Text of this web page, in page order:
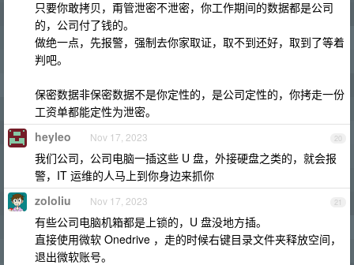
只要你敢拷贝，甭管泄密不泄密，你工作期间的数据都是公司
的，公司付了钱的。
做绝一点，先报警，强制去你家取证，取不到还好，取到了等着
判吧。
保密数据非保密数据不是你定性的，是公司定性的，你拷走一份
工资单都能定性为泄密。
20
heyleo Nov 17, 2023
我们公司，公司电脑一插这些 U 盘，外接硬盘之类的，就会报
警，IT 运维的人马上到你身边来抓你
21
zololiu Nov 17, 2023
有些公司电脑机箱都是上锁的，U 盘没地方插。
直接使用微软 Onedrive ，走的时候右键目录文件夹释放空间，
退出微软账号。